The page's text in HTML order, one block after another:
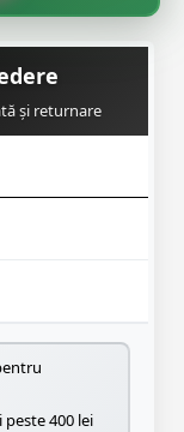
și returnare
400 lei